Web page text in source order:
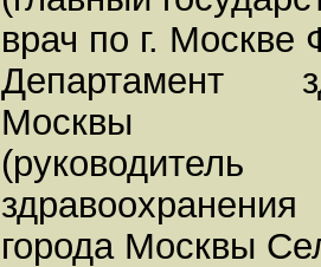
врач по г.
Департамент
Москвы
здравоохранения
города Москвы